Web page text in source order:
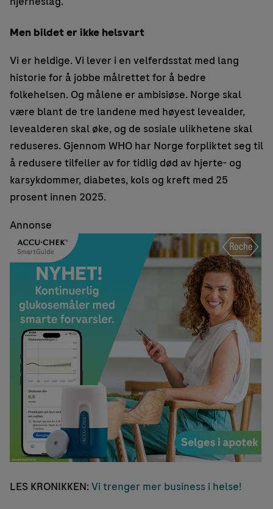
Men bildet er ikke helsvart
Vi er heldige. Vi lever i en velferdsstat med lang
historie for å jobbe målrettet for å bedre
folkehelsen. Og målene er ambisiøse. Norge skal
være blant de tre landene med høyest levealder,
levealderen skal øke, og de sosiale ulikhetene skal
reduseres. Gjennom WHO har Norge forpliktet seg til
å redusere tilfeller av for tidlig død av hjerte- og
karsykdommer, diabetes, kols og kreft med 25
prosent innen 2025.
Annonse
LES KRONIKKEN:Vi trenger mer business i helse!